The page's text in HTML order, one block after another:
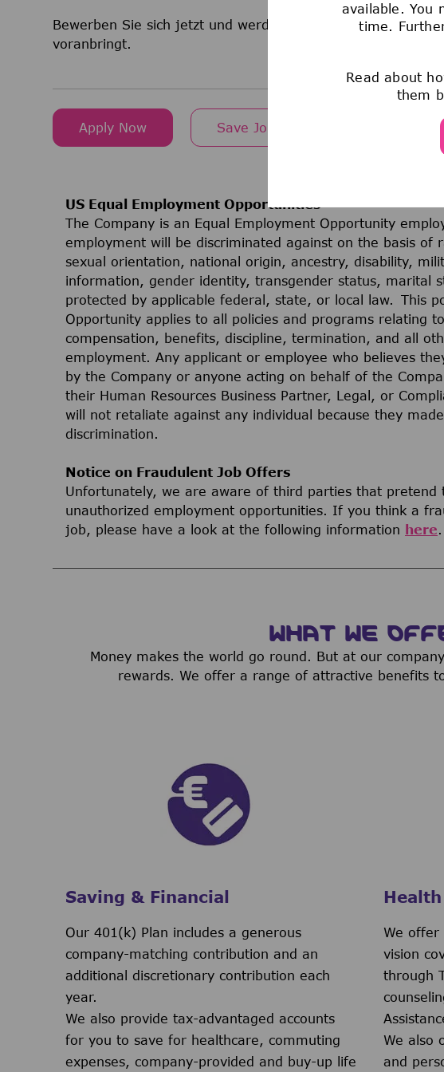
available. You
time.
Read about
them
Bewerben Sie sich jetzt und werden Sie Teil eines Teams,
voranbringt.
Apply Now Save Job
US Equal Employment Opportunities
The Company is an Equal Employment Opportunity
employment will be discriminated against on the basis of
sexual orientation, national origin, ancestry, disability,
information, gender identity, transgender status, marital
protected by applicable federal, state, or local law. This
Opportunity applies to all policies and programs relating
compensation, benefits, discipline, termination, and all
employment. Any applicant or employee who believes
by the Company or anyone acting on behalf of the
their Human Resources Business Partner, Legal, or
will not retaliate against any individual because they
discrimination.
Notice on Fraudulent Job Offers
Unfortunately, we are aware of third parties that pretend
unauthorized employment opportunities. If you think a
job, please have a look at the following information
here.
WHAT WE
Money makes the world go round. But at our
rewards. We offer a range of attractive benefits
Saving & Financial
Our 401(k) Plan includes a generous
company-matching contribution and an
additional discretionary contribution each
year.
We also provide tax-advantaged accounts
for you to save for healthcare, commuting
expenses, company-provided and buy-up life
We offer
vision
through
We also
and